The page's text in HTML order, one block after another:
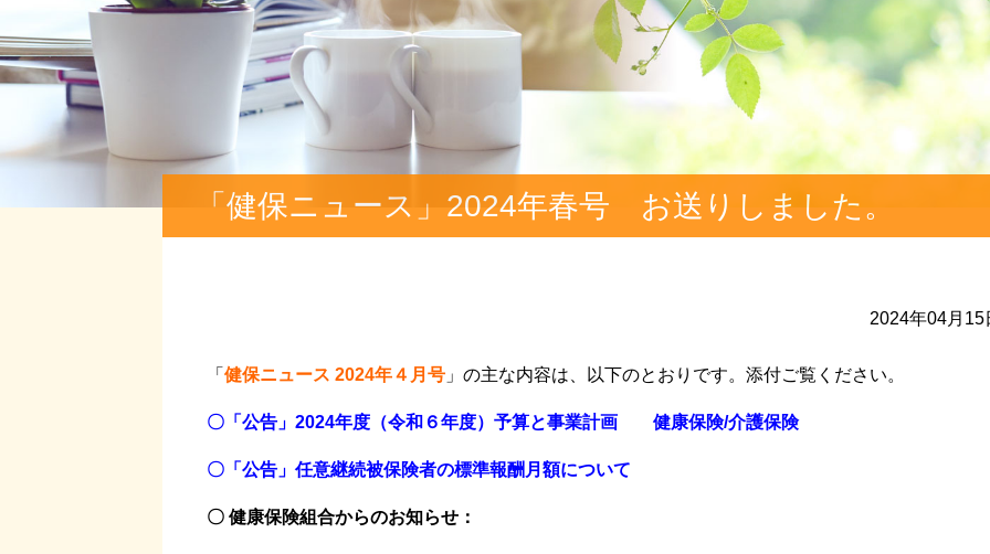
「健保ニュース」2024年春号 お送りしました。
2024年04月15
「 健保ニュース 2024年４月号 」の主な内容は、以下のとおりです。添付ご覧ください。
〇「公告」2024年度（令和６年度）予算と事業計画 健康保険/介護保険
〇「公告」任意継続被保険者の標準報酬月額について
〇 健康保険組合からのお知らせ：